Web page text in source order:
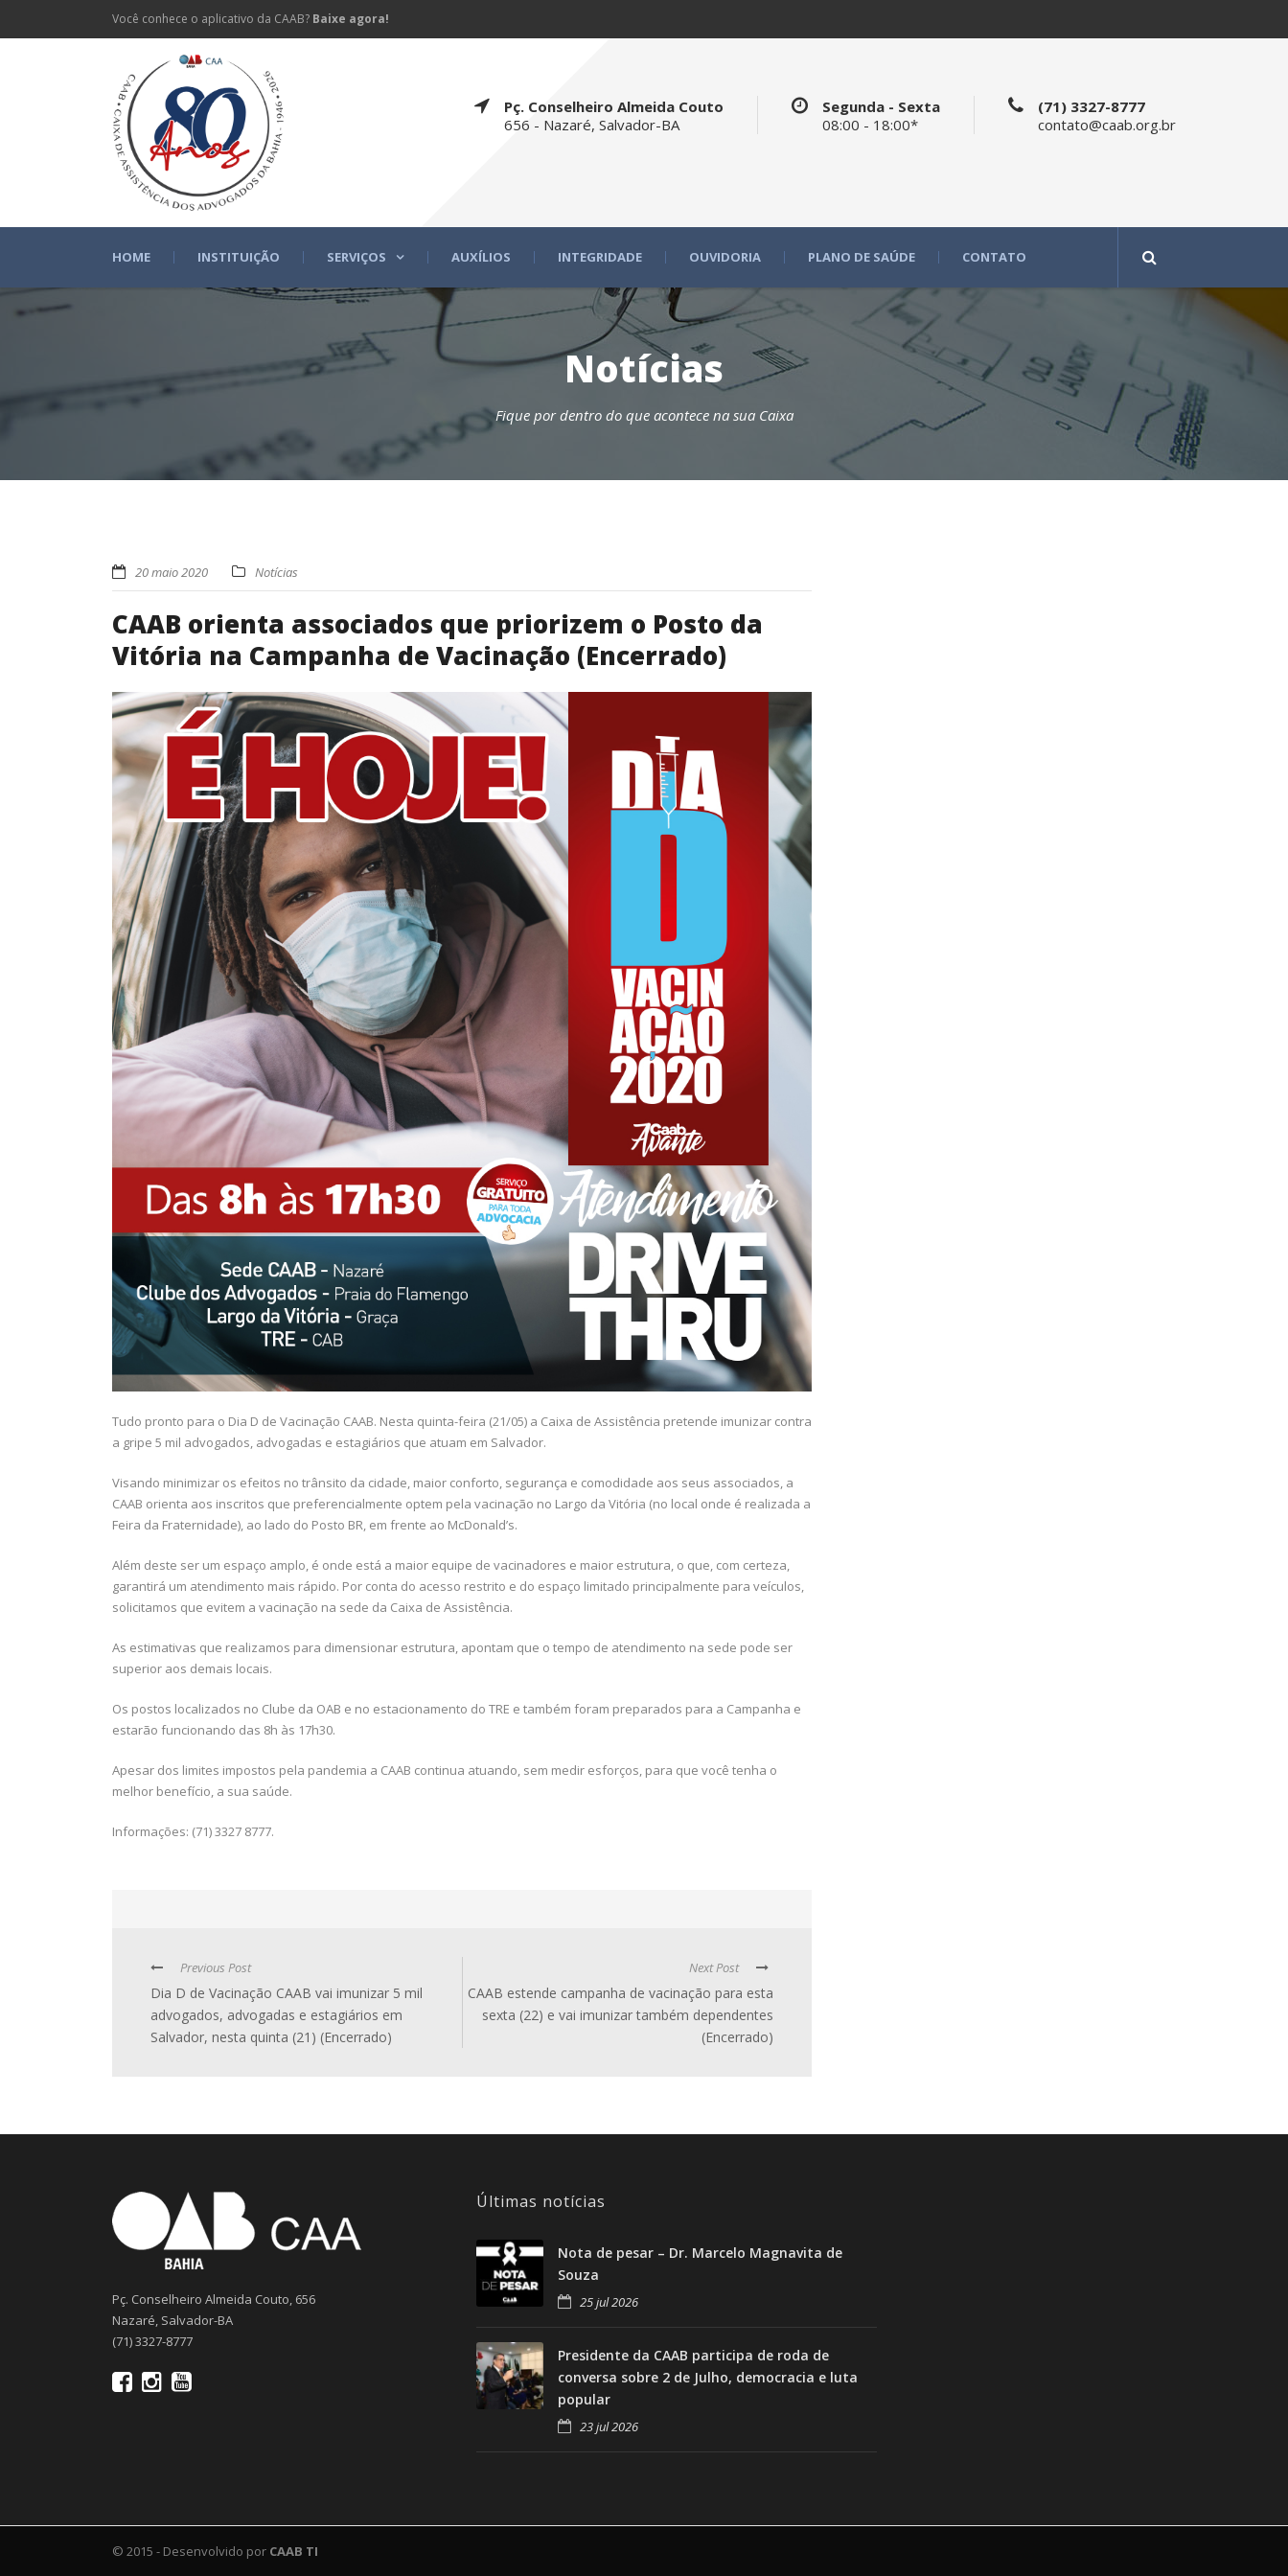
Você conhece o aplicativo da CAAB? Baixe agora!
Pç. Conselheiro Almeida Couto
656 - Nazaré, Salvador-BA
Segunda - Sexta
08:00 - 18:00*
(71) 3327-8777
contato@caab.org.br
HOME INSTITUIÇÃO SERVIÇOS AUXÍLIOS INTEGRIDADE OUVIDORIA PLANO DE SAÚDE CONTATO
Notícias
Fique por dentro do que acontece na sua Caixa
20 maio 2020 Notícias
CAAB orienta associados que priorizem o Posto da
Vitória na Campanha de Vacinação (Encerrado)
Tudo pronto para o Dia D de Vacinação CAAB. Nesta quinta-feira (21/05) a Caixa de Assistência pretende imunizar contra
a gripe 5 mil advogados, advogadas e estagiários que atuam em Salvador.
Visando minimizar os efeitos no trânsito da cidade, maior conforto, segurança e comodidade aos seus associados, a
CAAB orienta aos inscritos que preferencialmente optem pela vacinação no Largo da Vitória (no local onde é realizada a
Feira da Fraternidade), ao lado do Posto BR, em frente ao McDonald’s.
Além deste ser um espaço amplo, é onde está a maior equipe de vacinadores e maior estrutura, o que, com certeza,
garantirá um atendimento mais rápido. Por conta do acesso restrito e do espaço limitado principalmente para veículos,
solicitamos que evitem a vacinação na sede da Caixa de Assistência.
As estimativas que realizamos para dimensionar estrutura, apontam que o tempo de atendimento na sede pode ser
superior aos demais locais.
Os postos localizados no Clube da OAB e no estacionamento do TRE e também foram preparados para a Campanha e
estarão funcionando das 8h às 17h30.
Apesar dos limites impostos pela pandemia a CAAB continua atuando, sem medir esforços, para que você tenha o
melhor benefício, a sua saúde.
Informações: (71) 3327 8777.
Previous Post
Dia D de Vacinação CAAB vai imunizar 5 mil
advogados, advogadas e estagiários em
Salvador, nesta quinta (21) (Encerrado)
Next Post
CAAB estende campanha de vacinação para esta
sexta (22) e vai imunizar também dependentes
(Encerrado)
Pç. Conselheiro Almeida Couto, 656
Nazaré, Salvador-BA
(71) 3327-8777
Últimas notícias
Nota de pesar – Dr. Marcelo Magnavita de
Souza
25 jul 2026
Presidente da CAAB participa de roda de
conversa sobre 2 de Julho, democracia e luta
popular
23 jul 2026
© 2015 - Desenvolvido por CAAB TI